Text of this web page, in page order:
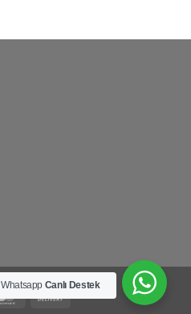
MasterCard
Whatsapp Canlı Destek